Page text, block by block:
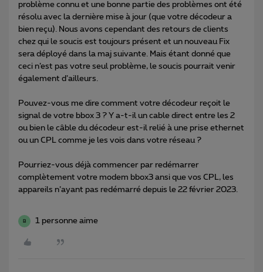
problème connu et une bonne partie des problèmes ont été
résolu avec la dernière mise à jour (que votre décodeur a
bien reçu). Nous avons cependant des retours de clients
chez qui le soucis est toujours présent et un nouveau Fix
sera déployé dans la maj suivante. Mais étant donné que
ceci n’est pas votre seul problème, le soucis pourrait venir
également d’ailleurs.
Pouvez-vous me dire comment votre décodeur reçoit le
signal de votre bbox 3 ? Y a-t-il un cable direct entre les 2
ou bien le câble du décodeur est-il relié à une prise ethernet
ou un CPL comme je les vois dans votre réseau ?
Pourriez-vous déjà commencer par redémarrer
complètement votre modem bbox3 ansi que vos CPL, les
appareils n’ayant pas redémarré depuis le 22 février 2023.
B 1 personne aime